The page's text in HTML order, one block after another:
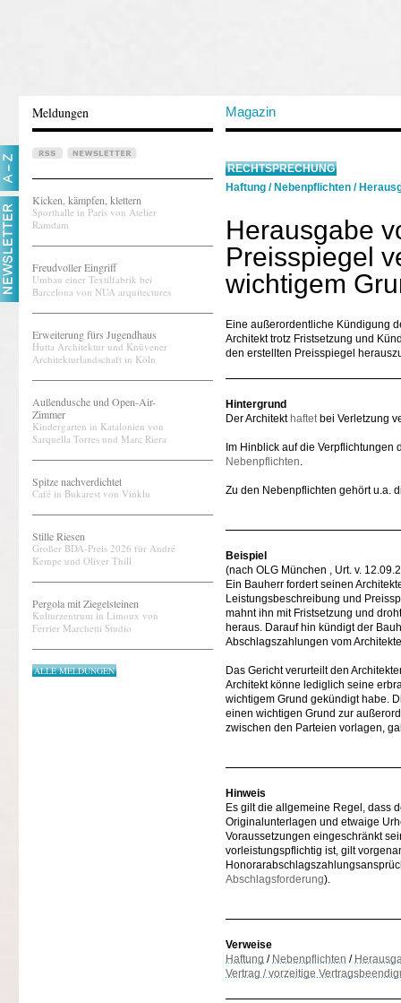
Meldungen Magazin
Kicken, kämpfen, klettern
Sporthalle in Paris von Atelier
Ramdam
Freudvoller Eingriff
Umbau einer Textilfabrik bei
Barcelona von NUA arquitectures
Erweiterung fürs Jugendhaus
Hutta Architektur und Knüvener
Architekturlandschaft in Köln
Außendusche und Open-Air-
Zimmer
Kindergarten in Katalonien von
Sarquella Torres und Marc Riera
Spitze nachverdichtet
Café in Bukarest von Vinklu
Stille Riesen
Großer BDA-Preis 2026 für André
Kempe und Oliver Thill
Pergola mit Ziegelsteinen
Kulturzentrum in Limoux von
Ferrier Marchetti Studio
ALLE MELDUNGEN
RECHTSPRECHUNG
Haftung / Nebenpflichten /
Herausgabe
Preisspiegel
wichtigem
Eine außerordentliche Kündigung
Architekt trotz Fristsetzung und
den erstellten Preisspiegel
Hintergrund
Der Architekt haftetbei Verletzung
Im Hinblick auf die
Nebenpflichten.
Zu den Nebenpflichten gehört u.a.
Beispiel
(nach OLG München , Urt. v.
Ein Bauherr fordert seinen
Leistungsbeschreibung und
mahnt ihn mit Fristsetzung und
heraus. Darauf hin kündigt der
Abschlagszahlungen vom
Das Gericht verurteilt den
Architekt könne lediglich seine
wichtigem Grund gekündigt habe.
einen wichtigen Grund zur
zwischen den Parteien vorlagen,
Hinweis
Es gilt die allgemeine Regel, dass
Originalunterlagen und etwaige
Voraussetzungen eingeschränkt
vorleistungspflichtig ist, gilt
Abschlagsforderung).
Verweise
Haftung / Nebenpflichten /
Vertrag / vorzeitige